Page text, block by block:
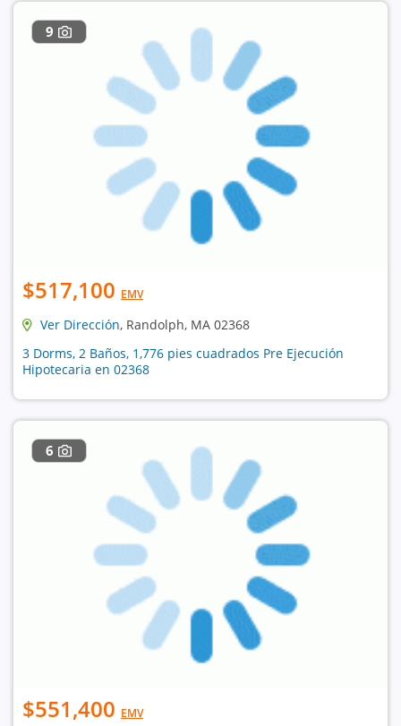
9
$517,100 EMV
Ver Dirección, Randolph, MA 02368
3 Dorms, 2 Baños, 1,776 pies cuadrados Pre Ejecución
Hipotecaria en 02368
6
$551,400 EMV